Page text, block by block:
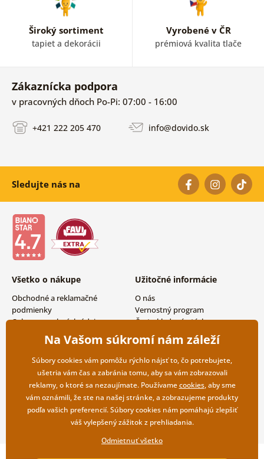
Široký sortiment
tapiet a dekorácii
Vyrobené v ČR
prémiová kvalita tlače
Zákaznícka podpora
v pracovných dňoch Po-Pi: 07:00 - 16:00
+421 222 205 470 info@dovido.sk
Sledujte nás na
Všetko o nákupe
Obchodné a reklamačné
podmienky
Ochrana osobných údajov
Možnosti dopravy a platby
Vrátenie tovaru
Užitočné informácie
O nás
Vernostný program
Často kladené otázky
Magazín
Kontakty
Veľkoobchodná spolupráca
Na Vašom súkromí nám záleží
Súbory cookies vám pomôžu rýchlo nájsť to, čo potrebujete,
ušetria vám čas a zabránia tomu, aby sa vám zobrazovali
reklamy, o ktoré sa nezaujímate. Používamecookies, aby sme
vám oznámili, že ste na našej stránke, a zobrazujeme produkty
podľa vašich preferencií. Súbory cookies nám pomáhajú zlepšiť
váš vylepšený zážitok z prehliadania.
Odmietnuť všetko